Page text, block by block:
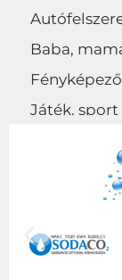
Baba,
Játék, sport